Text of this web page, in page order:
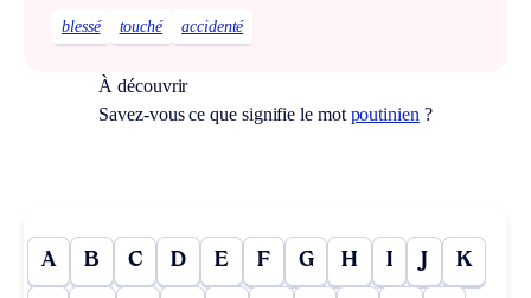
blessé touché accidenté
À découvrir
Savez-vous ce que signifie le mot poutinien ?
A B C D E F G H I J K